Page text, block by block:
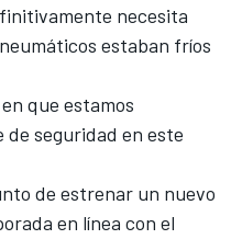
necesita
estaban fríos
que estamos
seguridad en este
de estrenar un nuevo
en línea con el